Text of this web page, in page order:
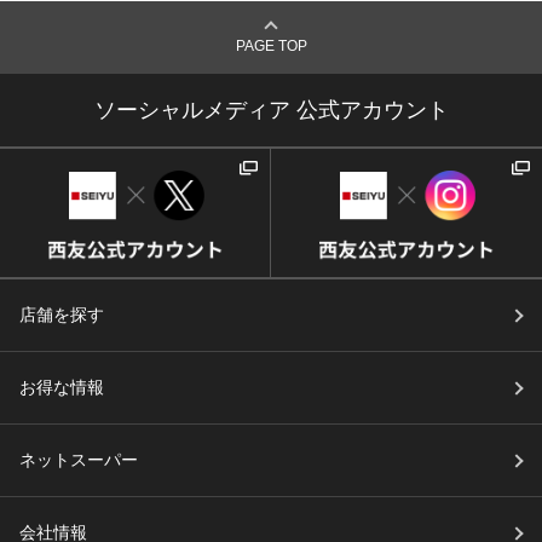
PAGE TOP
ソーシャルメディア 公式アカウント
店舗を探す
お得な情報
ネットスーパー
会社情報